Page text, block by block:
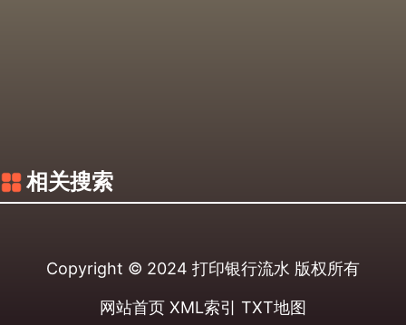
相关搜索
Copyright © 2024 打印银行流水 版权所有
网站首页 XML索引 TXT地图